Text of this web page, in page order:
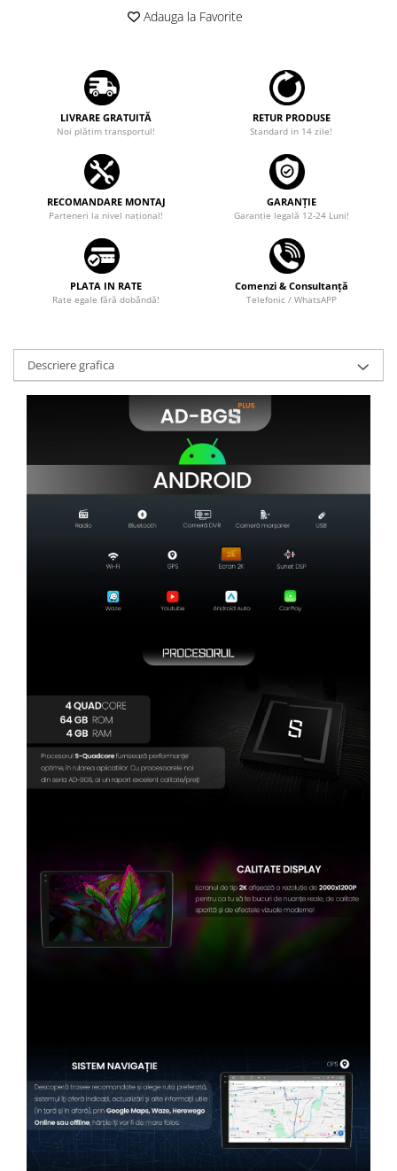
Adauga la Favorite
LIVRARE GRATUITĂ
Noi plătim transportul!
RETUR PRODUSE
Standard in 14 zile!
RECOMANDARE MONTAJ
Parteneri la nivel național!
GARANȚIE
Garanţie legală 12-24 Luni!
PLATA IN RATE
Rate egale fără dobândă!
Comenzi & Consultanță
Telefonic / WhatsAPP
Descriere grafica